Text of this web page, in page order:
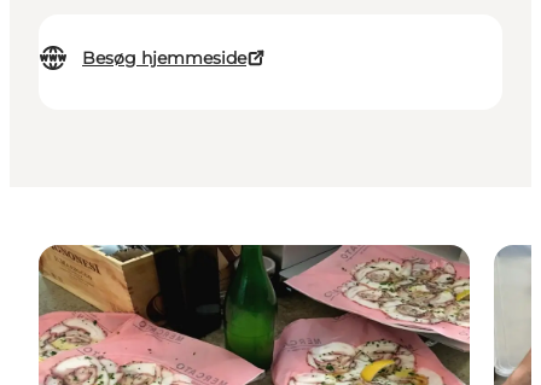
Besøg hjemmeside